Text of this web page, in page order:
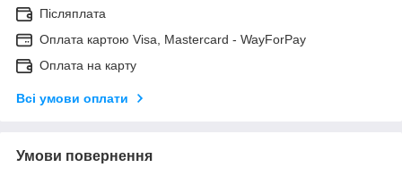
Післяплата
Оплата картою Visa, Mastercard - WayForPay
Оплата на карту
Всі умови оплати
Умови повернення